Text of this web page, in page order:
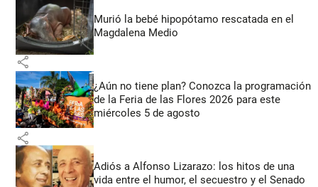
Murió la bebé hipopótamo rescatada en el
Magdalena Medio
share
¿Aún no tiene plan? Conozca la programación
de la Feria de las Flores 2026 para este
miércoles 5 de agosto
share
Adiós a Alfonso Lizarazo: los hitos de una
vida entre el humor, el secuestro y el Senado